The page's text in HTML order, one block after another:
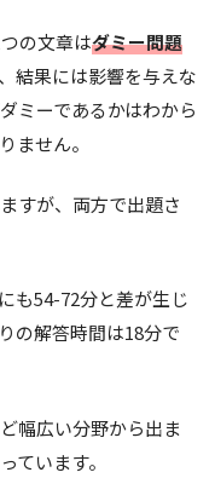
の文章はダミー問題
結果には影響を与えな
ミーであるかはわから
ません。
すが、両方で出題さ
も54-72分と差が生じ
の解答時間は18分で
幅広い分野から出ま
ています。